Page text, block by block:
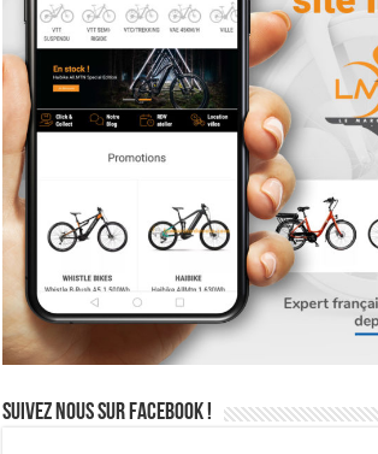
Suivez nous sur Facebook !